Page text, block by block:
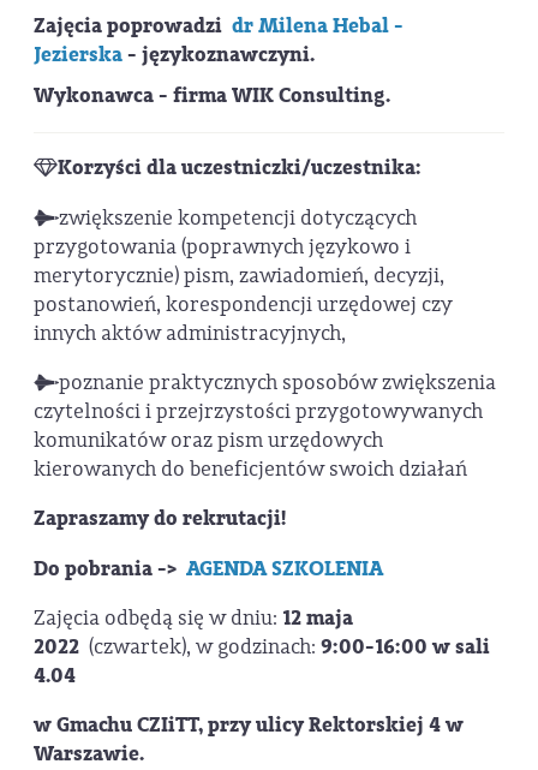
Zajęcia poprowadzi dr Milena Hebal -
Jezierska- językoznawczyni.
Wykonawca - firma WIK Consulting.
Korzyści dla uczestniczki/uczestnika:
zwiększenie kompetencji dotyczących
przygotowania (poprawnych językowo i
merytorycznie) pism, zawiadomień, decyzji,
postanowień, korespondencji urzędowej czy
innych aktów administracyjnych,
poznanie praktycznych sposobów zwiększenia
czytelności i przejrzystości przygotowywanych
komunikatów oraz pism urzędowych
kierowanych do beneficjentów swoich działań
Zapraszamy do rekrutacji!
Do pobrania -> AGENDA SZKOLENIA
Zajęcia odbędą się w dniu: 12 maja
2022 (czwartek), w godzinach: 9:00-16:00 w sali
4.04
w Gmachu CZIiTT, przy ulicy Rektorskiej 4 w
Warszawie.